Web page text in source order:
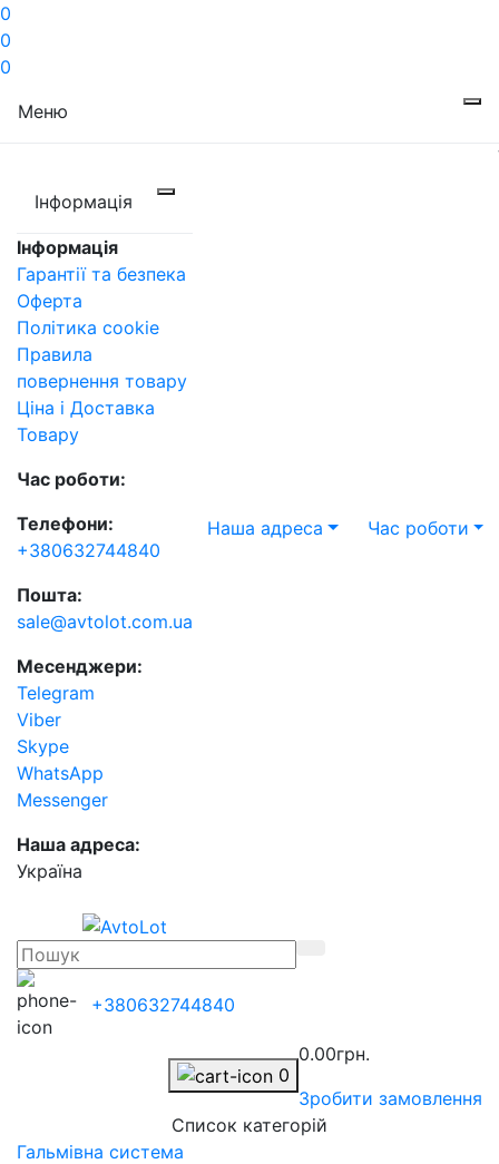
0
0
0
Меню
Інформація
Інформація
Гарантії та безпека
Оферта
Політика cookie
Правила
повернення товару
Ціна і Доставка
Товару
Час роботи:
Телефони:
+380632744840
Пошта:
sale@avtolot.com.ua
Месенджери:
Telegram
Viber
Skype
WhatsApp
Messenger
Наша адреса:
Українa
Наша адреса Час роботи
+380632744840
0
0.00грн.
Зробити замовлення
Список категорій
Гальмівна система